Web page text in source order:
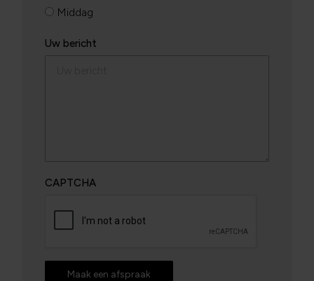
Middag
Uw bericht
CAPTCHA
Maak een afspraak